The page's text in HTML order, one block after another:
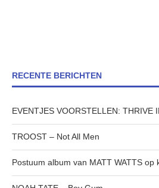
RECENTE BERICHTEN
EVENTJES VOORSTELLEN: THRIVE
TROOST – Not All Men
Postuum album van MATT WATTS op